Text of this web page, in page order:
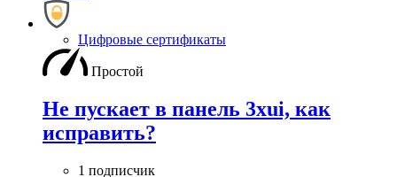
Цифровые сертификаты
Простой
Не пускает в панель 3xui, как
исправить?
1 подписчик